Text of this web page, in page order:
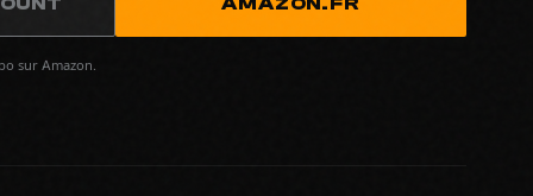
sur Amazon.